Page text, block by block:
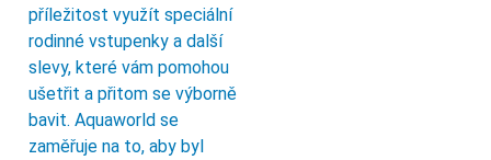
příležitost využít speciální
rodinné vstupenky a další
slevy, které vám pomohou
ušetřit a přitom se výborně
bavit. Aquaworld se
zaměřuje na to, aby byl